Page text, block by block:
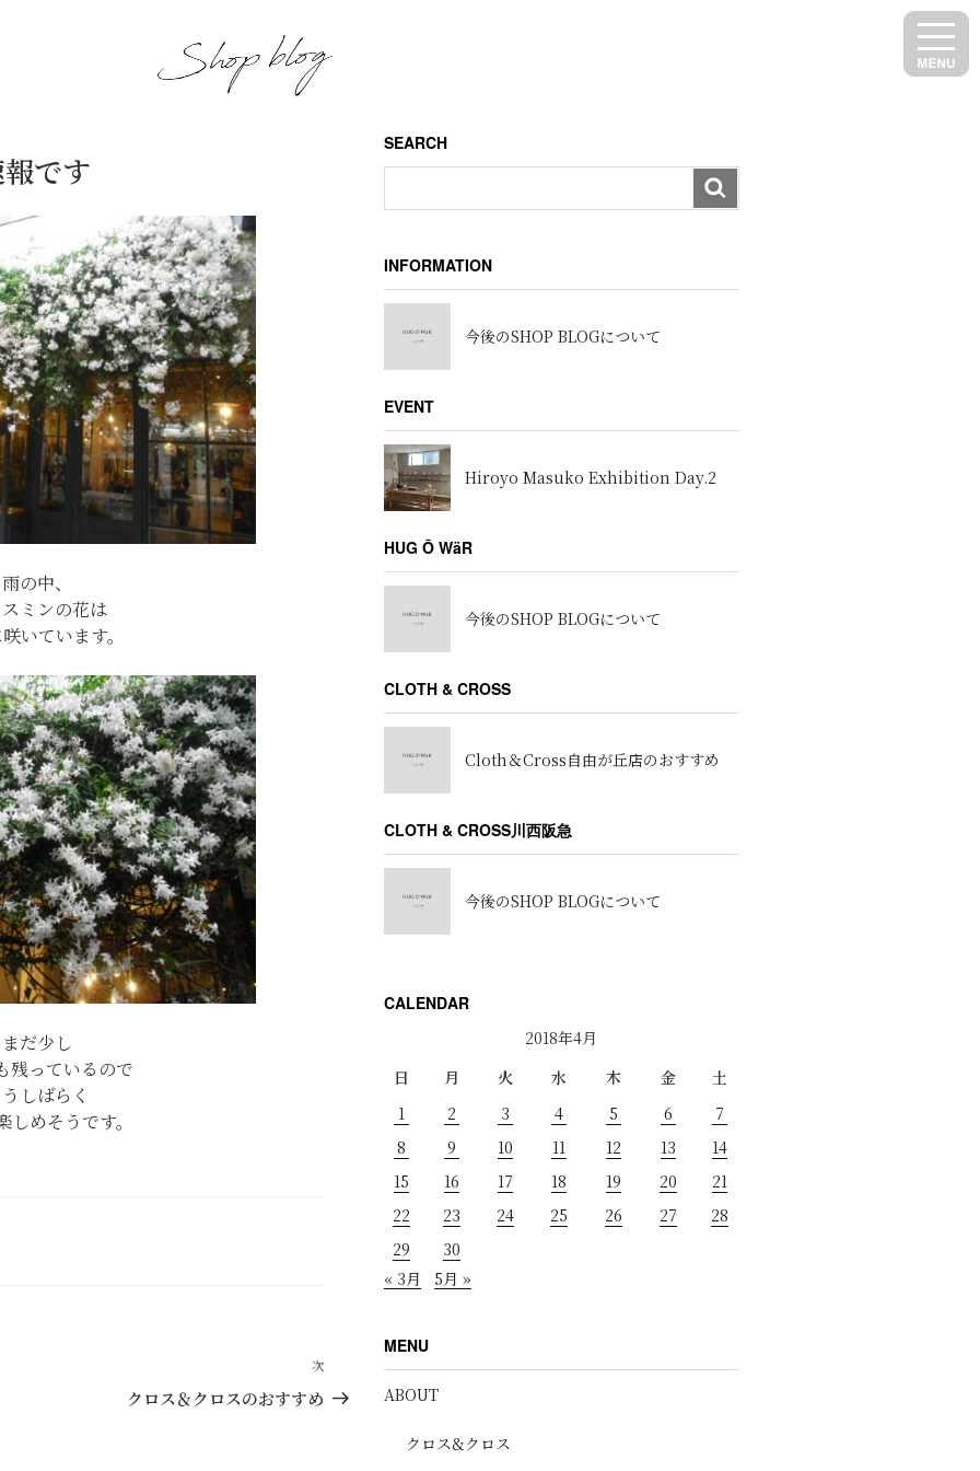
です
雨の中、
ミンの花は
いています。
まだ少し
残っているので
しばらく
しめそうです。
次
の
次
クロス＆クロスのおすすめ
SEARCH
INFORMATION
今後のSHOP BLOGについて
EVENT
Hiroyo Masuko Exhibition Day.2
HUG Ō WäR
今後のSHOP BLOGについて
CLOTH & CROSS
Cloth＆Cross自由が丘店のおすすめ
CLOTH & CROSS川西阪急
今後のSHOP BLOGについて
CALENDAR
2018年4月
日
月 火 水 木 金
土
1
2 3 4 5 6
7
8
9 10 11 12 13
14
15
16 17 18 19 20
21
22
23 24 25 26 27
28
29
30
« 3月
5月 »
MENU
ABOUT
クロス&クロス